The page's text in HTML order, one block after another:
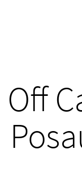
Off